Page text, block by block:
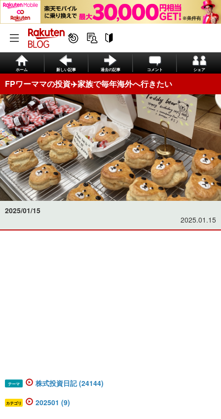
ホーム 新しい記事 過去の記事 コメント シェア
FPワーママの投資✈️家族で毎年海外へ行きたい
2025/01/15
2025.01.15
テーマ 株式投資日記 (24144)
カテゴリ 202501 (9)